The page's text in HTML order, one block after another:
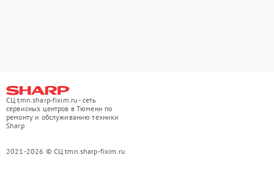
СЦ tmn.sharp-fixim.ru - сеть
сервисных центров в Тюмени по
ремонту и обслуживанию техники
Sharp
2021-2026 © СЦ tmn.sharp-fixim.ru